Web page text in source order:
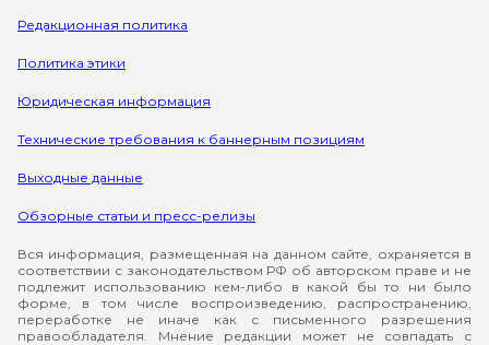
Редакционная политика
Политика этики
Юридическая информация
Технические требования к баннерным позициям
Выходные данные
Обзорные статьи и пресс-релизы
Вся информация, размещенная на данном сайте, охраняется в
соответствии с законодательством РФ об авторском праве и не
подлежит использованию кем-либо в какой бы то ни было
форме, в том числе воспроизведению, распространению,
переработке не иначе как с письменного разрешения
правообладателя. Мнение редакции может не совпадать с